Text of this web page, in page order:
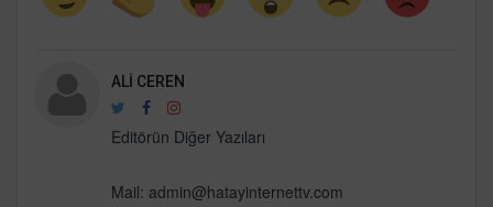
ALI CEREN
Editörün Diğer Yazıları
Mail: admin@hatayinternettv.com